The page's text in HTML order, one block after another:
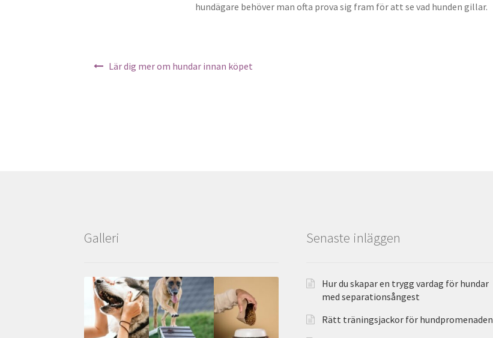
hundägare behöver man ofta prova sig fram för att se vad hunden gillar.
Lär dig mer om hundar innan köpet
Galleri Senaste inläggen
Hur du skapar en trygg vardag för hundar
med separationsångest
Rätt träningsjackor för hundpromenaden